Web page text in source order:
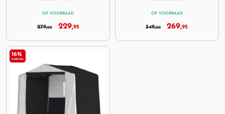
OP VOORRAAD
279,00 229,95
OP VOORRAAD
349,00 269,95
16%
KORTING